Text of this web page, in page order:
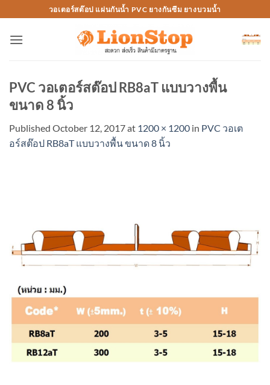
to
content
วอเตอร์สต๊อป แผ่นกันน้ำ PVC ยางกันซึม ยางบวมน้ำ
PVC วอเตอร์สต๊อป RB8aT แบบวางพื้น
ขนาด 8 นิ้ว
Published October 12, 2017at 1200 × 1200 in PVC วอเต
อร์สต๊อป RB8aT แบบวางพื้น ขนาด 8 นิ้ว